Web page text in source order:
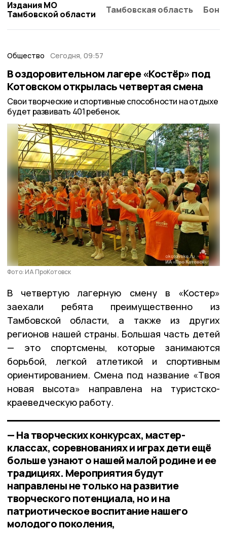
Издания МО
Тамбовской области
Тамбовская область
Общество Сегодня, 09:57
В оздоровительном лагере «Костёр» под
Котовском открылась четвертая смена
Свои творческие и спортивные способности на отдыхе
будет развивать 401 ребенок.
Фото: ИА ПроКотовск
В четвертую лагерную смену в «Костер»
заехали ребята преимущественно из
Тамбовской области, а также из других
регионов нашей страны. Большая часть детей
— это спортсмены, которые занимаются
борьбой, легкой атлетикой и спортивным
ориентированием. Смена под название «Твоя
новая высота» направлена на туристско-
краеведческую работу.
— На творческих конкурсах, мастер-
классах, соревнованиях и играх дети ещё
больше узнают о нашей малой родине и ее
традициях. Мероприятия будут
направлены не только на развитие
творческого потенциала, но и на
патриотическое воспитание нашего
молодого поколения,